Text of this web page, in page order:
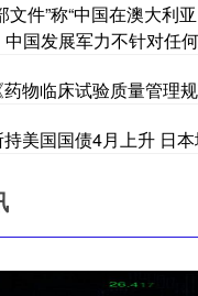
文件”称“中国在澳大利
中国发展军力不针对任
物临床试验质量管理
美国国债4月上升 日